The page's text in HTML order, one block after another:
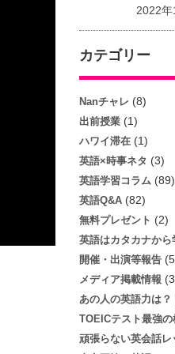
2022年
カテゴリー
Nanチャレ (8)
出前授業(1)
ハワイ滞在(1)
英語×時事ネタ (3)
英語学習コラム(89)
英語Q&A(82)
無料プレゼント (2)
英語はカタカナから
開催・出演等報告
メディア掲載情報
あの人の英語力は？
TOEICテスト最強の
頑張らない英会話レ